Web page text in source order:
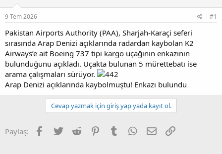
u
b
a
l
a
t
a
n
g
ı
a
r
i
h
i
9 Tem 2026 #1
Pakistan Airports Authority (PAA), Sharjah-Karaçi seferi
sırasında Arap Denizi açıklarında radardan kaybolan K2
Airways’e ait Boeing 737 tipi kargo uçağının enkazının
bulunduğunu açıkladı. Uçakta bulunan 5 mürettebatı ise
arama çalışmaları sürüyor.
Arap Denizi açıklarında kaybolmuştu! Enkazı bulundu
Cevap yazmak için giriş yap yada kayıt ol.
Paylaş: Facebook
Twitter Reddit PinterestTumblr WhatsApp
E-posta